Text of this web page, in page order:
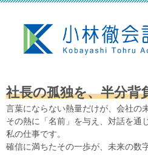
社長の孤独を、半分背
言葉にならない熱量だけが、会社の
その熱に「名前」を与え、対話を通
私の仕事です。
確信に満ちたその一歩が、未来の数